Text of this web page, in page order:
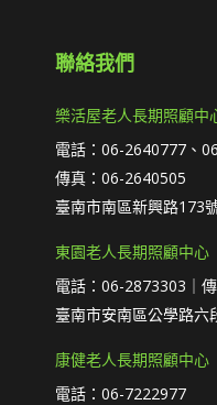
聯絡我們
樂活屋老人長期照顧中
電話：06-2640777、
傳真：06-2640505
臺南市南區新興路173
東園老人長期照顧中心
電話：06-2873303｜
臺南市安南區公學路六
康健老人長期照顧中心
電話：06-7222977